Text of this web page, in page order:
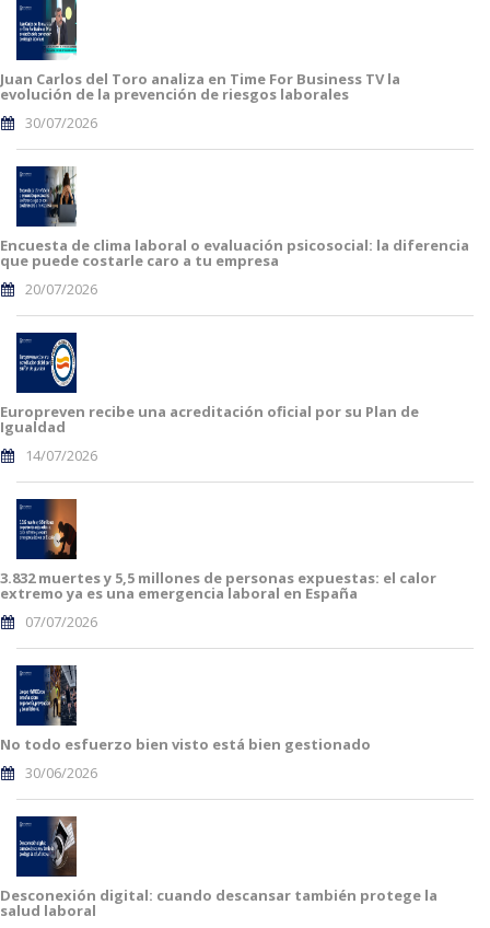
Juan Carlos del Toro analiza en Time For Business TV la
evolución de la prevención de riesgos laborales
30/07/2026
Encuesta de clima laboral o evaluación psicosocial: la diferencia
que puede costarle caro a tu empresa
20/07/2026
Europreven recibe una acreditación oficial por su Plan de
Igualdad
14/07/2026
3.832 muertes y 5,5 millones de personas expuestas: el calor
extremo ya es una emergencia laboral en España
07/07/2026
No todo esfuerzo bien visto está bien gestionado
30/06/2026
Desconexión digital: cuando descansar también protege la
salud laboral